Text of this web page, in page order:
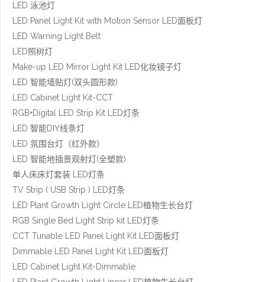
LED 泳池灯
LED Panel Light Kit with Motion Sensor LED面板灯
LED Warning Light Belt
LED照树灯
Make-up LED Mirror Light Kit LED化妆镜子灯
LED 智能墙贴灯(双头圆形款)
LED Cabinet Light Kit-CCT
RGB+Digital LED Strip Kit LED灯条
LED 智能DIY线条灯
LED 氛围台灯（红外款）
LED 智能地插景观射灯(全塑款)
单人床床灯套装 LED灯条
TV Strip ( USB Strip ) LED灯条
LED Plant Growth Light Circle LED植物生长台灯
RGB Single Bed Light Strip kit LED灯条
CCT Tunable LED Panel Light Kit LED面板灯
Dimmable LED Panel Light Kit LED面板灯
LED Cabinet Light Kit-Dimmable